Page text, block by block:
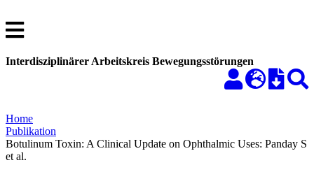
Interdisziplinärer Arbeitskreis Bewegungsstörungen
Home
Publikation
Botulinum Toxin: A Clinical Update on Ophthalmic Uses: Panday S
et al.